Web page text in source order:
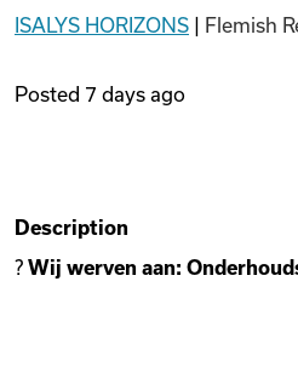
Find Jobs
Podcasts
ISALYS HORIZONS Flemish
Posted 7 days ago
Description
? Wij werven aan: